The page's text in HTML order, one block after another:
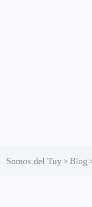
Somos del Tuy > Blog